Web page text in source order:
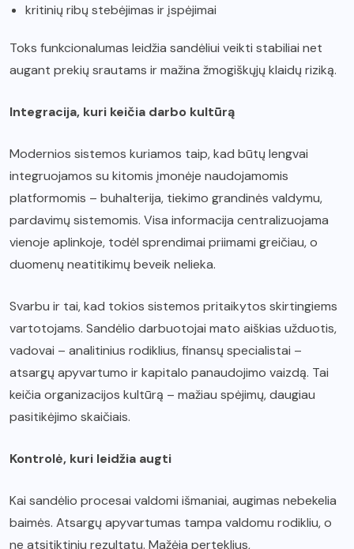
kritinių ribų stebėjimas ir įspėjimai
Toks funkcionalumas leidžia sandėliui veikti stabiliai net
augant prekių srautams ir mažina žmogiškųjų klaidų riziką.
Integracija, kuri keičia darbo kultūrą
Modernios sistemos kuriamos taip, kad būtų lengvai
integruojamos su kitomis įmonėje naudojamomis
platformomis – buhalterija, tiekimo grandinės valdymu,
pardavimų sistemomis. Visa informacija centralizuojama
vienoje aplinkoje, todėl sprendimai priimami greičiau, o
duomenų neatitikimų beveik nelieka.
Svarbu ir tai, kad tokios sistemos pritaikytos skirtingiems
vartotojams. Sandėlio darbuotojai mato aiškias užduotis,
vadovai – analitinius rodiklius, finansų specialistai –
atsargų apyvartumo ir kapitalo panaudojimo vaizdą. Tai
keičia organizacijos kultūrą – mažiau spėjimų, daugiau
pasitikėjimo skaičiais.
Kontrolė, kuri leidžia augti
Kai sandėlio procesai valdomi išmaniai, augimas nebekelia
baimės. Atsargų apyvartumas tampa valdomu rodikliu, o
ne atsitiktiniu rezultatu. Mažėja perteklius,